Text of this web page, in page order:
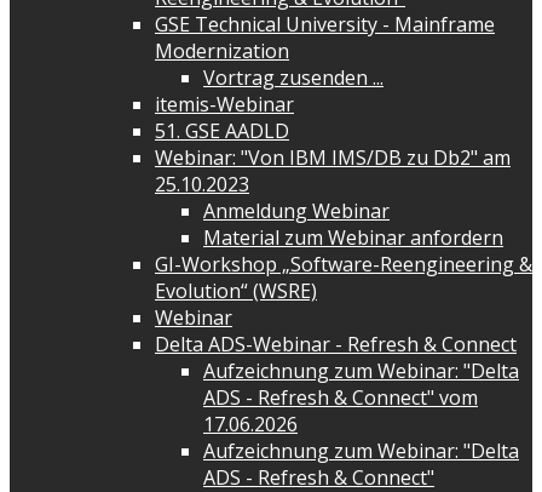
GSE Technical University - Mainframe
Modernization
Vortrag zusenden ...
itemis-Webinar
51. GSE AADLD
Webinar: "Von IBM IMS/DB zu Db2" am
25.10.2023
Anmeldung Webinar
Material zum Webinar anfordern
GI-Workshop „Software-Reengineering &
Evolution“ (WSRE)
Webinar
Delta ADS-Webinar - Refresh & Connect
Aufzeichnung zum Webinar: "Delta
ADS - Refresh & Connect" vom
17.06.2026
Aufzeichnung zum Webinar: "Delta
ADS - Refresh & Connect"